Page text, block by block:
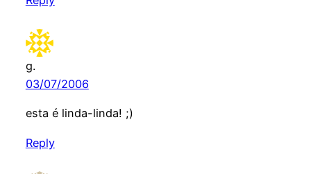
g.
03/07/2006
esta é linda-linda! ;)
Reply